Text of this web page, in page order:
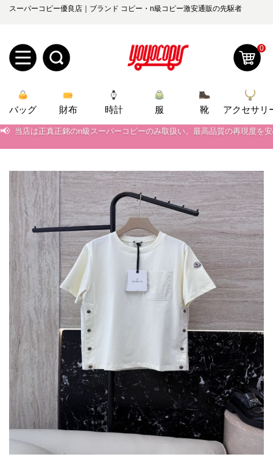
スーパーコピー優良店｜ブランド コピー・n級コピー激安通販の先駆者
規
ユ
ザ
ー
登
録
ロ
グ
ン
ダ
ー
管
理
知
ら
せ
yoyocopys@gmail.com
2026人気特集
バッグ
財布
時計
服
ズボン
衣装セット
靴
住まい用品
アクセサリー
ベルト
スカーフ
アイフォーンケ
ース
小物
最
製
0
バッグ 財布 時計 服 靴 アクセサリ
📢 当店は正真正銘のn級スーパーコピーのみ取扱い。最高品質の再現度を
当店は正真正銘のn級スーパーコピーのみ取扱い。最高品質の再現度を
📢 2026春の新作続々更新中！期間中のご注文でお得な割引をご利用いただ
新作入荷！ルイ・ヴィトンスーパーコピー バッグ最新モデルが登場。